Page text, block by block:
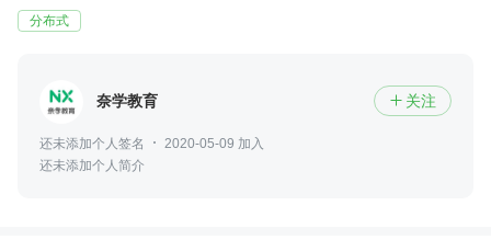
分布式
奈学教育  关注
还未添加个人签名
2020-05-09 加入
还未添加个人简介